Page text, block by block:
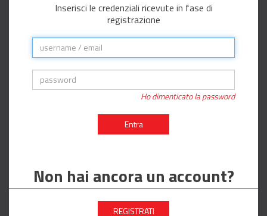
Inserisci le credenziali ricevute in fase di
registrazione
Ho dimenticato la password
Entra
Non hai ancora un account?
REGISTRATI